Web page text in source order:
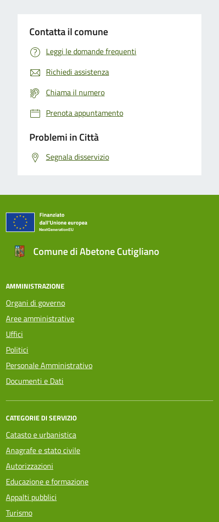
Contatta il comune
Leggi le domande frequenti
Richiedi assistenza
Chiama il numero
Prenota appuntamento
Problemi in Città
Segnala disservizio
Comune di Abetone Cutigliano
AMMINISTRAZIONE
Organi di governo
Aree amministrative
Uffici
Politici
Personale Amministrativo
Documenti e Dati
CATEGORIE DI SERVIZIO
Catasto e urbanistica
Anagrafe e stato civile
Autorizzazioni
Educazione e formazione
Appalti pubblici
Turismo